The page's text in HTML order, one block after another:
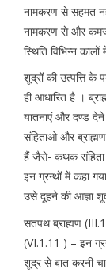
नामकरण से सहमत
नामकरण से और
स्थिति विभिन्न
शूद्रों की उत्पत्ति के
ही आधारित है ।
यातनाएं और दण्ड
संहिताओ और
हैं जैसे- कथक संहिता
इन ग्रन्थों में कहा
उसे दूहने की आज्ञा
सतपथ ब्राह्मण
(VI.1.11 ) – इन
शूद्र से बात करनी